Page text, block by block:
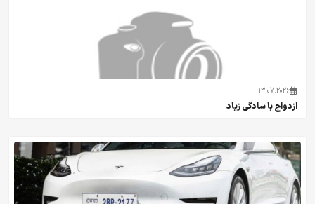
13.07.2026
ازدواج با سادگی زیاد